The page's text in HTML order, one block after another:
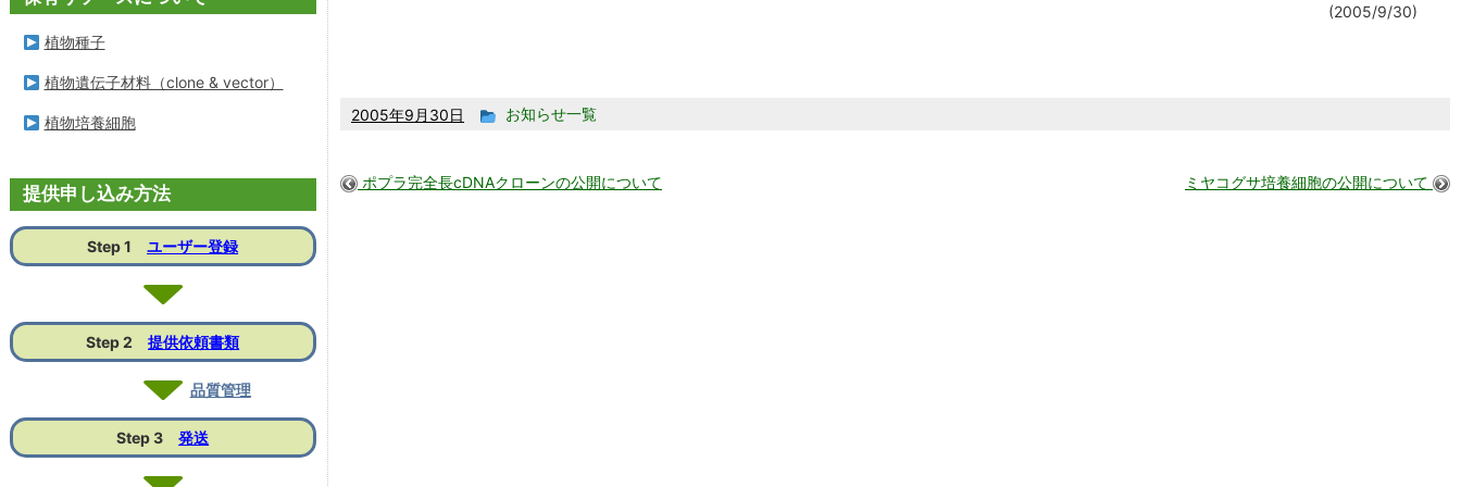
(2005/9/30)
2005年9月30日
投
ル
お知らせ一覧
ポプラ完全長cDNAクローンの公開について ミヤコグサ培養細胞の公開について
植物種子
植物遺伝子材料（clone & vector）
植物培養細胞
提供申し込み方法
Step 1ユーザー登録
Step 2提供依頼書類
品質管理
Step 3発送